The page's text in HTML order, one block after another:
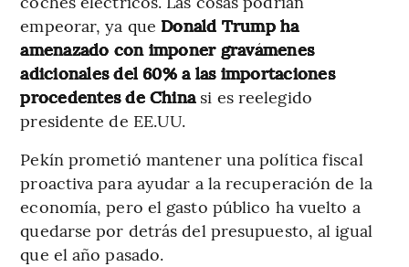
empeorar, ya que Donald Trump ha
amenazado con imponer gravámenes
adicionales del 60% a las importaciones
procedentes de Chinasi es reelegido
presidente de EE.UU.
Pekín prometió mantener una política fiscal
proactiva para ayudar a la recuperación de la
economía, pero el gasto público ha vuelto a
quedarse por detrás del presupuesto, al igual
que el año pasado.